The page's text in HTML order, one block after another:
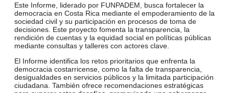
Este Informe, liderado por FUNPADEM, busca fortalecer la
democracia en Costa Rica mediante el empoderamiento de la
sociedad civil y su participación en procesos de toma de
decisiones. Este proyecto fomenta la transparencia, la
rendición de cuentas y la equidad social en políticas públicas
mediante consultas y talleres con actores clave.
El Informe identifica los retos prioritarios que enfrenta la
democracia costarricense, como la falta de transparencia,
desigualdades en servicios públicos y la limitada participación
ciudadana. También ofrece recomendaciones estratégicas